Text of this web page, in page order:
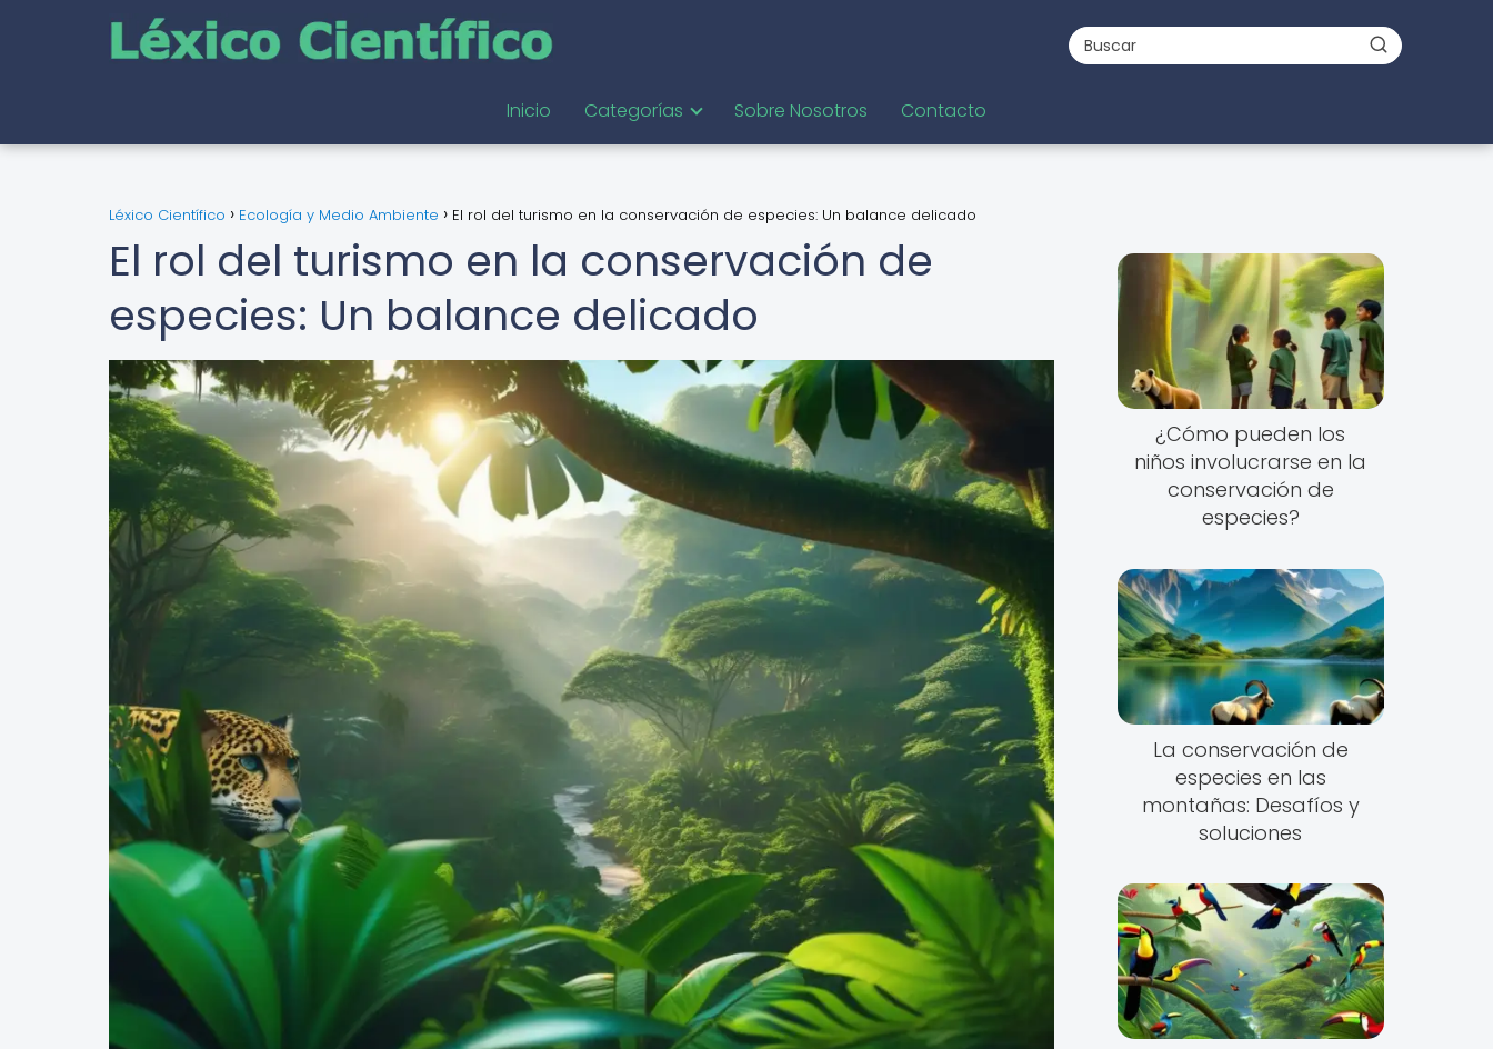
Inicio Categorías Sobre Nosotros Contacto
Léxico Científico Ecología y Medio Ambiente El rol del turismo en la conservación de especies: Un balance delicado
El rol del turismo en la conservación de
especies: Un balance delicado
¿Cómo pueden los
niños involucrarse en la
conservación de
especies?
La conservación de
especies en las
montañas: Desafíos y
soluciones